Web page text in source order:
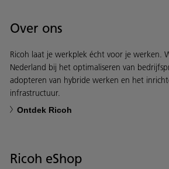
Over ons
Ricoh laat je werkplek écht voor je werken.
Nederland bij het optimaliseren van
adopteren van hybride werken en het
infrastructuur.
Ontdek Ricoh
Ricoh eShop